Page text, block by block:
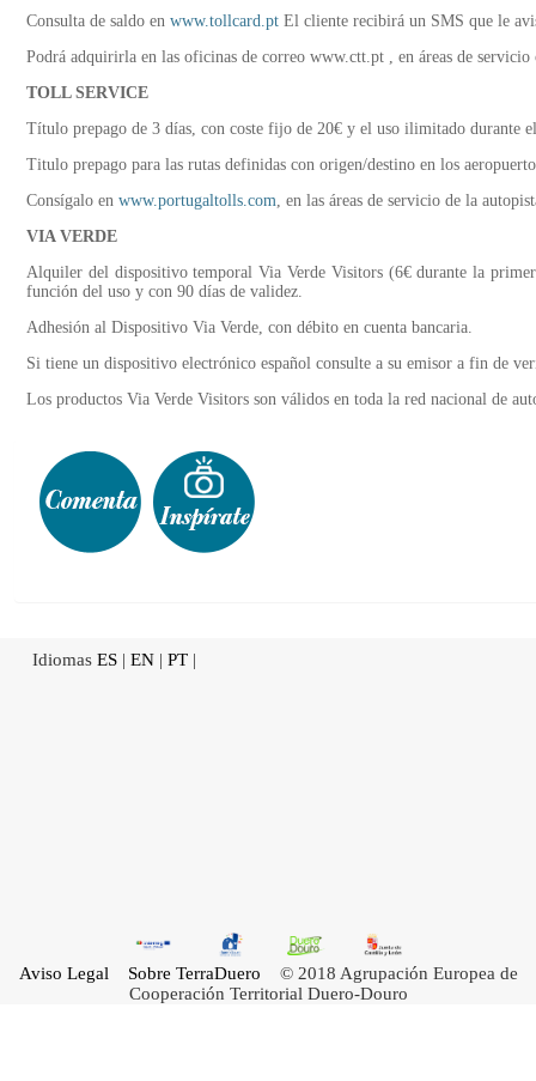
Consulta de saldo en www.tollcard.pt El cliente recibirá un SMS que le
Podrá adquirirla en las oficinas de correo www.ctt.pt , en áreas de
TOLL SERVICE
Título prepago de 3 días, con coste fijo de 20€ y el uso ilimitado durante
Titulo prepago para las rutas definidas con origen/destino en los
Consígalo en www.portugaltolls.com, en las áreas de servicio de la
VIA VERDE
Alquiler del dispositivo temporal Via Verde Visitors (6€ durante la
función del uso y con 90 días de validez.
Adhesión al Dispositivo Via Verde, con débito en cuenta bancaria.
Si tiene un dispositivo electrónico español consulte a su emisor a fin de
Los productos Via Verde Visitors son válidos en toda la red nacional de
Idiomas ES | EN | PT |
Aviso Legal Sobre TerraDuero © 2018 Agrupación Europea de
Cooperación Territorial Duero-Douro